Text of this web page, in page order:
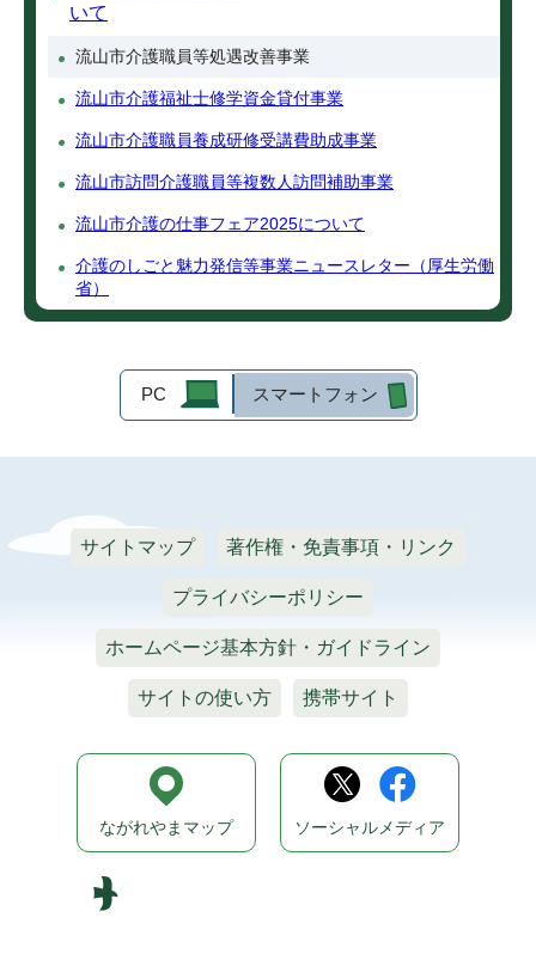
いて
流山市介護職員等処遇改善事業
流山市介護福祉士修学資金貸付事業
流山市介護職員養成研修受講費助成事業
流山市訪問介護職員等複数人訪問補助事業
流山市介護の仕事フェア2025について
介護のしごと魅力発信等事業ニュースレター（厚生労働
省）
PC スマートフォン
サイトマップ 著作権・免責事項・リンク
プライバシーポリシー
ホームページ基本方針・ガイドライン
サイトの使い方 携帯サイト
ながれやまマップ ソーシャルメディア